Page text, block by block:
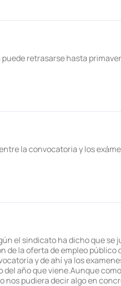
retrasarse hasta
la convocatoria y los
el sindicato ha dicho que se
la oferta de empleo
y de ahí ya los
año que viene.Aunque
pudiera decir algo en